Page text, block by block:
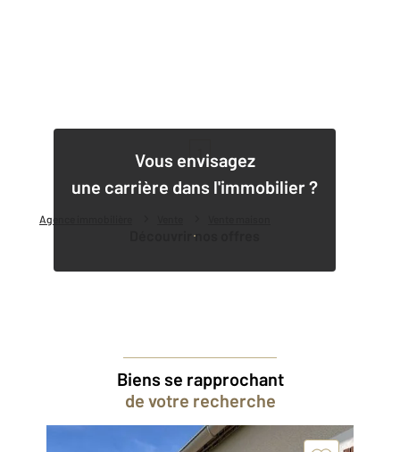
Agence immobilière
Vous envisagez
une carrière dans l'immobilier ?
Découvrir nos offres
Biens se rapprochant
de votre recherche